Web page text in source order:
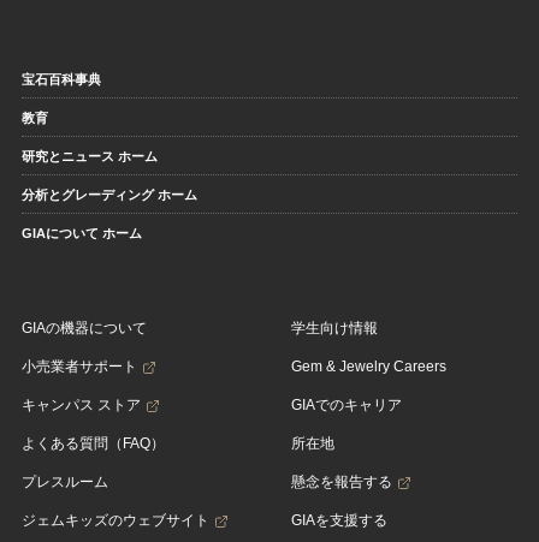
宝石百科事典
教育
研究とニュース ホーム
分析とグレーディング ホーム
GIAについて ホーム
GIAの機器について
小売業者サポート
キャンパス ストア
よくある質問（FAQ）
プレスルーム
ジェムキッズのウェブサイト
学生向け情報
Gem & Jewelry Careers
GIAでのキャリア
所在地
懸念を報告する
GIAを支援する